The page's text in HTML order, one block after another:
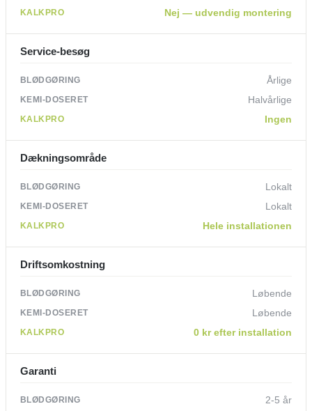
Nej — udvendig montering
Service-besøg
Årlige
Halvårlige
Ingen
Dækningsområde
Lokalt
Lokalt
Hele installationen
Driftsomkostning
Løbende
Løbende
0 kr efter installation
Garanti
2-5 år